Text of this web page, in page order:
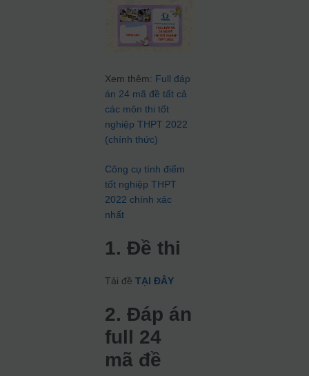
Xem thêm: Full đáp
án 24 mã đề tất cả
các môn thi tốt
nghiệp THPT 2022
(chính thức)
Công cụ tính điểm
tốt nghiệp THPT
2022 chính xác
nhất
1. Đề thi
Tải đềTẠI ĐÂY
2. Đáp án
full 24
mã đề